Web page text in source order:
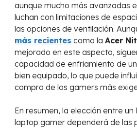
aunque mucho más avanzadas
luchan con limitaciones de
las opciones de ventilación.
más recientes como la Acer
mejorado en este aspecto,
capacidad de enfriamiento de
bien equipado, lo que puede
compra de los gamers más
En resumen, la elección entre un
laptop gamer dependerá de las